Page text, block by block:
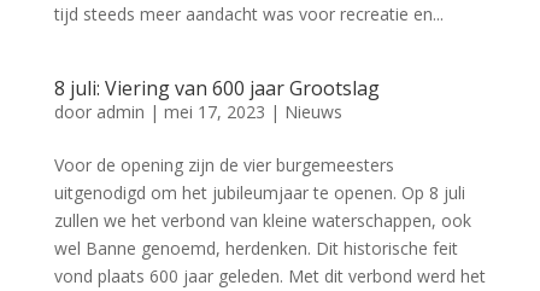
tijd steeds meer aandacht was voor recreatie en...
8 juli: Viering van 600 jaar Grootslag
door admin | mei 17, 2023 | Nieuws
Voor de opening zijn de vier burgemeesters
uitgenodigd om het jubileumjaar te openen. Op 8 juli
zullen we het verbond van kleine waterschappen, ook
wel Banne genoemd, herdenken. Dit historische feit
vond plaats 600 jaar geleden. Met dit verbond werd het